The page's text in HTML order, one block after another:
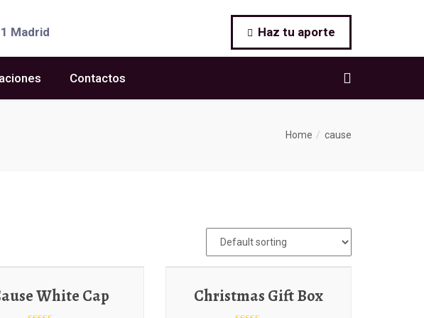
Madrid Haz tu aporte
Contactos
Home cause
White Cap Christmas Gift Box